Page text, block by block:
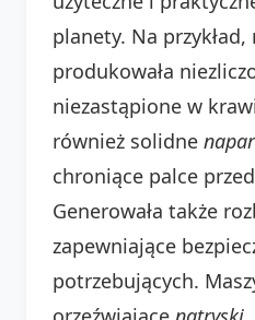
planety. Na przykład,
produkowała
niezastąpione w
również solidne
chroniące palce
Generowała także
zapewniające
potrzebujących.